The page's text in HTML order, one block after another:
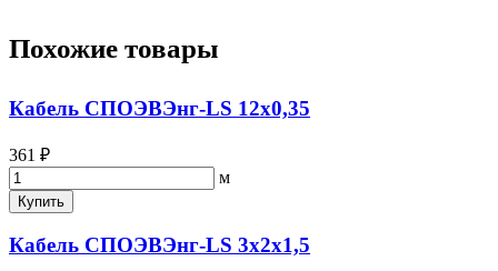
Похожие товары
Кабель СПОЭВЭнг-LS 12х0,35
361 ₽
м
Купить
Кабель СПОЭВЭнг-LS 3х2х1,5